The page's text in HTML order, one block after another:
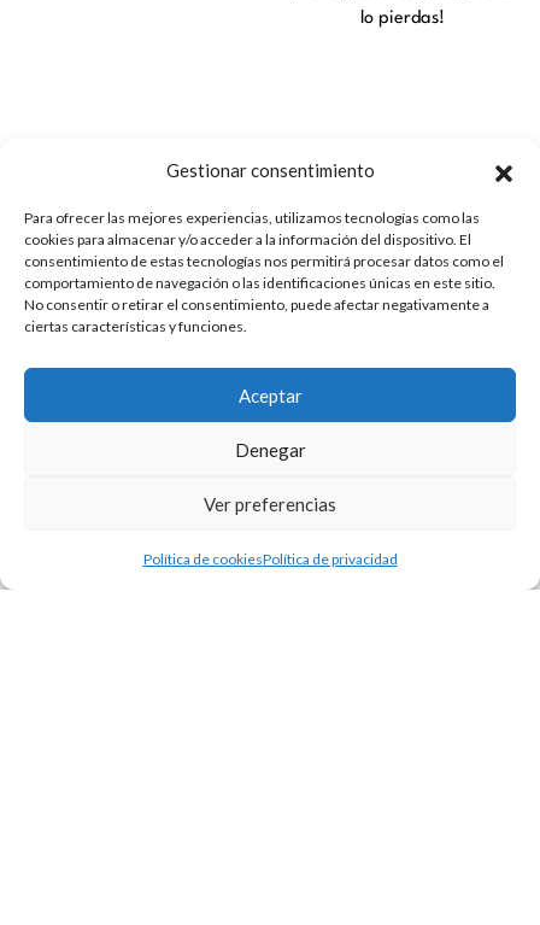
Gestionar consentimiento
Para ofrecer las mejores experiencias, utilizamos tecnologías como las
cookies para almacenar y/o acceder a la información del dispositivo. El
consentimiento de estas tecnologías nos permitirá procesar datos como el
comportamiento de navegación o las identificaciones únicas en este sitio.
No consentir o retirar el consentimiento, puede afectar negativamente a
ciertas características y funciones.
Aceptar
Denegar
Ver preferencias
Política de cookiesPolítica de privacidad
lo pierdas!
Este evento ha
terminado